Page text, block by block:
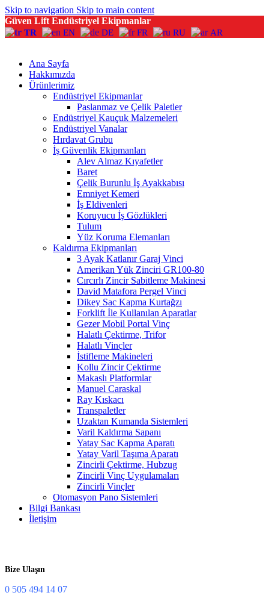
Skip to navigation Skip to main content
Güven Lift Endüstriyel Ekipmanlar
TR EN DE FR RU AR
Ana Sayfa
Hakkımızda
Ürünlerimiz
Endüstriyel Ekipmanlar
Paslanmaz ve Çelik Paletler
Endüstriyel Kauçuk Malzemeleri
Endüstriyel Vanalar
Hırdavat Grubu
İş Güvenlik Ekipmanları
Alev Almaz Kıyafetler
Baret
Çelik Burunlu İş Ayakkabısı
Emniyet Kemeri
İş Eldivenleri
Koruyucu İş Gözlükleri
Tulum
Yüz Koruma Elemanları
Kaldırma Ekipmanları
3 Ayak Katlanır Garaj Vinci
Amerikan Yük Zinciri GR100-80
Cırcırlı Zincir Sabitleme Makinesi
David Matafora Pergel Vinci
Dikey Sac Kapma Kurtağzı
Forklift İle Kullanılan Aparatlar
Gezer Mobil Portal Vinç
Halatlı Çektirme, Trifor
Halatlı Vinçler
İstifleme Makineleri
Kollu Zincir Çektirme
Makaslı Platformlar
Manuel Caraskal
Ray Kıskacı
Transpaletler
Uzaktan Kumanda Sistemleri
Varil Kaldırma Sapanı
Yatay Sac Kapma Aparatı
Yatay Varil Taşıma Aparatı
Zincirli Çektirme, Hubzug
Zincirli Vinç Uygulamaları
Zincirli Vinçler
Otomasyon Pano Sistemleri
Bilgi Bankası
İletişim
Bize Ulaşın
0 505 494 14 07